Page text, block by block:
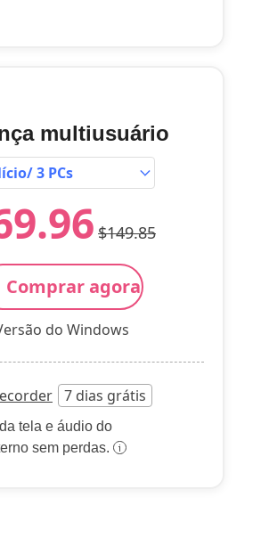
multiusuário
$149.85
Comprar agora
do Windows
7 dias grátis
tela e áudio do
sem perdas.